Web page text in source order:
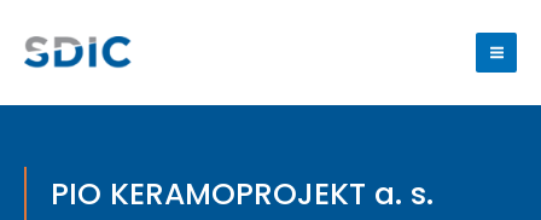
PIO KERAMOPROJEKT a. s.